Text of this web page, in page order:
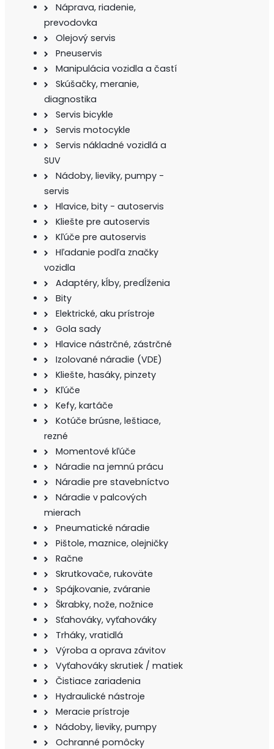
Náprava, riadenie,
prevodovka
Olejový servis
Pneuservis
Manipulácia vozidla a častí
Skúšačky, meranie,
diagnostika
Servis bicykle
Servis motocykle
Servis nákladné vozidlá a
SUV
Nádoby, lieviky, pumpy -
servis
Hlavice, bity - autoservis
Kliešte pre autoservis
Kľúče pre autoservis
Hľadanie podľa značky
vozidla
Adaptéry, kĺby, predĺženia
Bity
Elektrické, aku prístroje
Gola sady
Hlavice nástrčné, zástrčné
Izolované náradie (VDE)
Kliešte, hasáky, pinzety
Kľúče
Kefy, kartáče
Kotúče brúsne, leštiace,
rezné
Momentové kľúče
Náradie na jemnú prácu
Náradie pre stavebníctvo
Náradie v palcových
mierach
Pneumatické náradie
Pištole, maznice, olejničky
Račne
Skrutkovače, rukoväte
Spájkovanie, zváranie
Škrabky, nože, nožnice
Sťahováky, vyťahováky
Trháky, vratidlá
Výroba a oprava závitov
Vyťahováky skrutiek / matiek
Čistiace zariadenia
Hydraulické nástroje
Meracie prístroje
Nádoby, lieviky, pumpy
Ochranné pomôcky